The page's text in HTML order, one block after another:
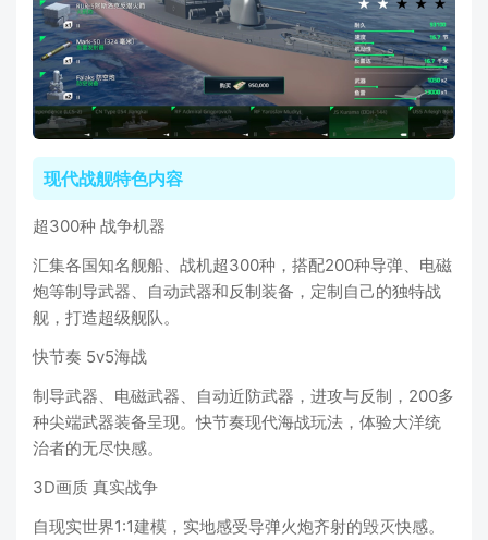
现代战舰特色内容
超300种 战争机器
汇集各国知名舰船、战机超300种，搭配200种导弹、电磁
炮等制导武器、自动武器和反制装备，定制自己的独特战
舰，打造超级舰队。
快节奏 5v5海战
制导武器、电磁武器、自动近防武器，进攻与反制，200多
种尖端武器装备呈现。快节奏现代海战玩法，体验大洋统
治者的无尽快感。
3D画质 真实战争
自现实世界1:1建模，实地感受导弹火炮齐射的毁灭快感。